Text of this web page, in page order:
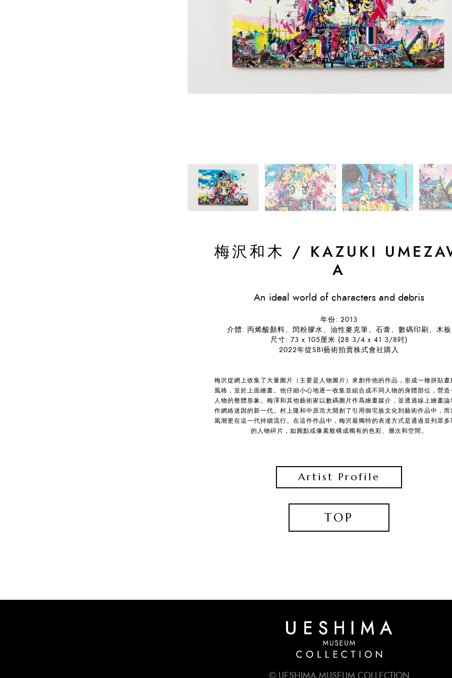
梅沢和木 /
KAZUKI
A
An ideal world of characters and debris
年份: 2013
介體: 丙烯酸顏料、閃粉膠水、油性麥克筆、石膏、數碼印刷、木板
尺寸: 73 x 105厘米 (28 3/4 x 41 3/8吋)
2022年從SBI藝術拍賣株式會社購入
梅沢從網上收集了大量圖片（主要是人物圖片）來創作他的作品，形成一種拼貼畫
風格，並於上面繪畫。他仔細小心地逐一收集並組合成不同人物的身體部位，營造
人物的整體形象。梅澤和其他藝術家以數碼圖片作爲繪畫媒介，並透過線上繪畫論
作網絡迷因的新一代。村上隆和中原浩大開創了引用御宅族文化到藝術作品中，而
風潮更在這一代持續流行。在這件作品中，梅沢最獨特的表達方式是通過並列眾多
的人物碎片，如圓點或像素般構成獨有的色彩、層次和空間。
Artist Profile
TOP